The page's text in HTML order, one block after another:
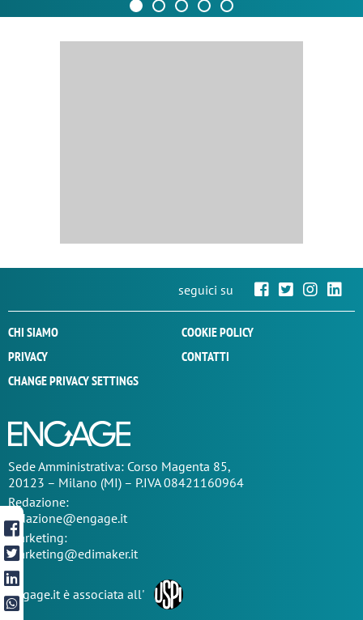
seguici su
CHI SIAMO
COOKIE POLICY
PRIVACY
CONTATTI
CHANGE PRIVACY SETTINGS
SedeAmministrativa: Corso Magenta 85,
20123 – Milano (MI) – P.IVA 08421160964
Redazione:
redazione@engage.it
Marketing:
marketing@edimaker.it
Engage.it è associata all'